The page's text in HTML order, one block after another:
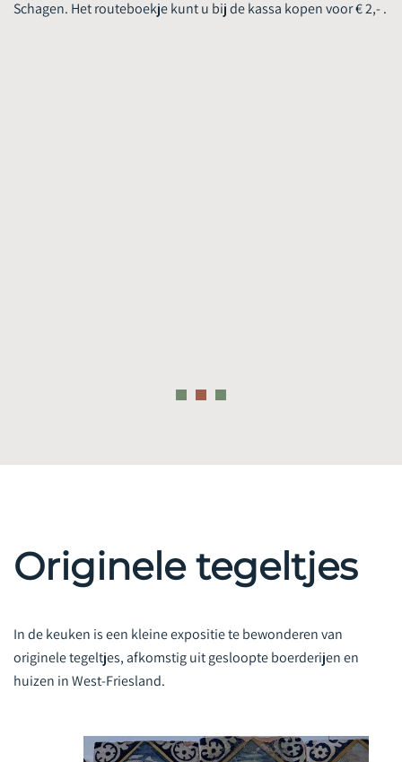
Originele tegeltjes
originele tegeltjes, afkomstig uit gesloopte boerderijen en
huizen in West-Friesland.